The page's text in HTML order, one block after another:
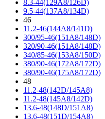
8.3-44(129A8/126D)
9.5-44(137A8/134D)
46
11.2-46(144A8/141D)
300/95-46(151A8/148D)
320/90-46(151A8/148D)
340/85-46(153A8/150D)
380/90-46(172A8/172D)
380/90-46(175A8/172D)
48
11.2-48(142D/145A8)
11.2-48(145A8/142D)
13.6-48(148D/151A8)
13.6-48(151D/154A8)